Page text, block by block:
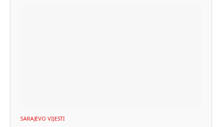
SARAJEVO VIJESTI